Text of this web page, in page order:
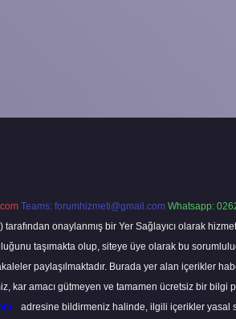
Teams: forumhizmeti@gmail.com Whatsapp:
onaylanmış bir Yer Sağlayıcı olarak
taşımakta olup, siteye üye olarak bu
paylaşılmaktadır. Burada yer alan içerikler
kar amacı gütmeyen ve tamamen ücretsiz bir bilgi
adresine bildirmeniz halinde, ilgili içerikler yasal